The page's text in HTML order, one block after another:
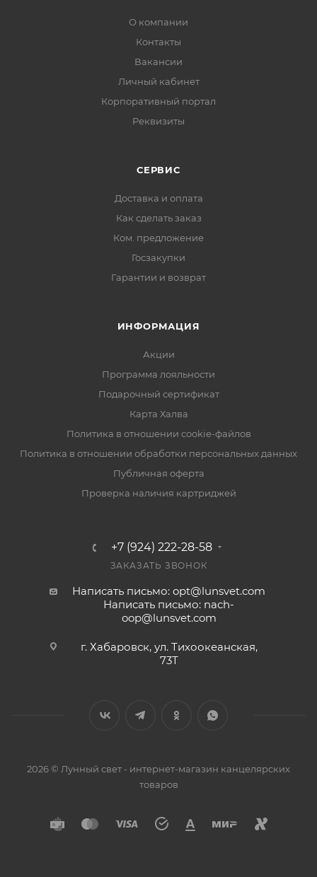
О компании
Контакты
Вакансии
Личный кабинет
Корпоративный портал
Реквизиты
СЕРВИС
Доставка и оплата
Как сделать заказ
Ком. предложение
Госзакупки
Гарантии и возврат
ИНФОРМАЦИЯ
Акции
Программа лояльности
Подарочный сертификат
Карта Халва
Политика в отношении cookie-файлов
Политика в отношении обработки персональных данных
Публичная оферта
Проверка наличия картриджей
+7 (924) 222-28-58
ЗАКАЗАТЬ ЗВОНОК
Написать письмо: opt@lunsvet.com
Написать письмо: nach-
oop@lunsvet.com
г. Хабаровск, ул. Тихоокеанская,
73Т
2026 © Лунный свет - интернет-магазин канцелярских
товаров